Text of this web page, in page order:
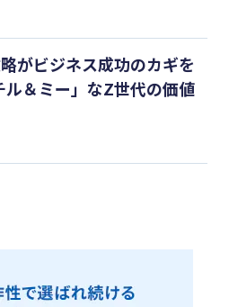
がビジネス成功のカギを
ル＆ミー」なZ世代の価値